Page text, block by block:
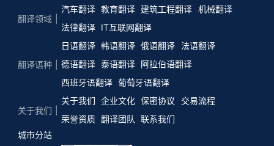
翻译领域
汽车翻译 教育翻译 建筑工程翻译 机械翻译
法律翻译
IT互联网翻译
翻译语种
日语翻译 韩语翻译 俄语翻译
法语翻译
德语翻译 泰语翻译 阿拉伯语翻译
西班牙语翻译 葡萄牙语翻译
关于我们
关于我们 企业文化 保密协议
交易流程
荣誉资质 翻译团队
联系我们
城市分站